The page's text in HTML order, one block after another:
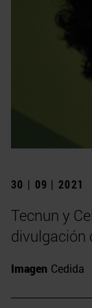
30 | 09 | 2021
Tecnun y
divulgación
Imagen Cedida